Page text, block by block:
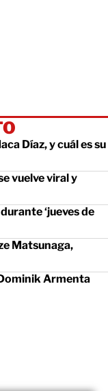
Díaz, y cuál es su
vuelve viral y
‘jueves de
Matsunaga,
Armenta